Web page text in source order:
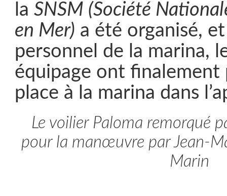
la SNSM (Société
en Mer) a été organisé,
personnel de la marina,
équipage ont finalement
place à la marina dans
Le voilier Paloma remorqué
pour la manœuvre par Jean-
Marin